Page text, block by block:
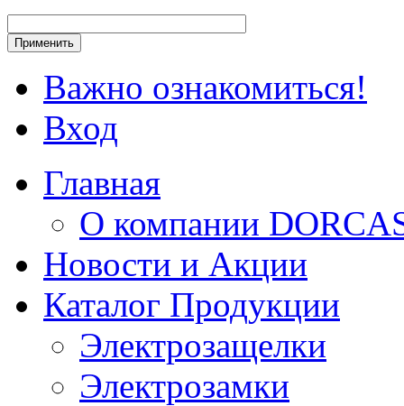
Важно ознакомиться!
Вход
Главная
О компании
Новости и Акции
Каталог Продукции
Электрозащелки
Электрозамки